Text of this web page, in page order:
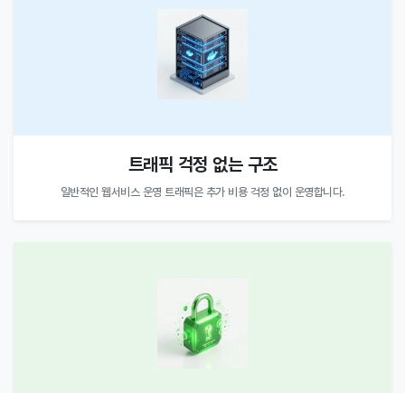
트래픽 걱정 없는 구조
일반적인 웹서비스 운영 트래픽은 추가 비용 걱정 없이 운영합니다.